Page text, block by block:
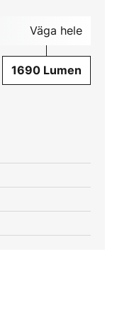
Väga hele
1690 Lumen